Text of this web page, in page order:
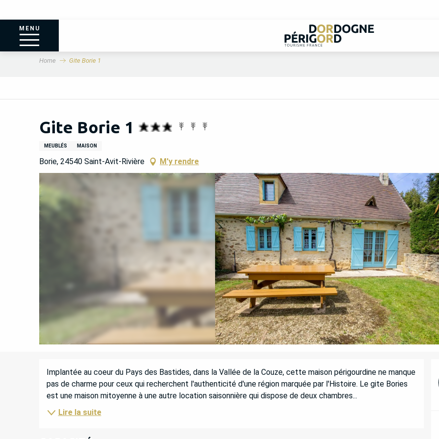
MENU
Home Gite Borie 1
Gite Borie 1
MEUBLÉS MAISON
Borie, 24540 Saint-Avit-Rivière M'y rendre
DESCRIPTION
Implantée au coeur du Pays des Bastides, dans la Vallée de la Couze, cette maison périgourdine ne manque
pas de charme pour ceux qui recherchent l'authenticité d'une région marquée par l'Histoire. Le gite Bories
est une maison mitoyenne à une autre location saisonnière qui dispose de deux chambres...
Lire la suite